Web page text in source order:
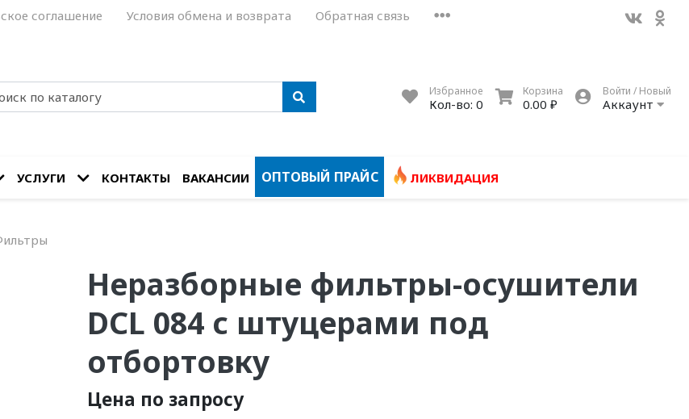
соглашение Условия обмена и возврата Обратная связь
Избранное
Кол-во: 0
Корзина
0.00 ₽
Войти / Новый
Аккаунт
УСЛУГИ КОНТАКТЫ ВАКАНСИИ ОПТОВЫЙ ПРАЙС ЛИКВИДАЦИЯ
Неразборные фильтры-осушители
DCL 084 с штуцерами под
отбортовку
Цена по запросу